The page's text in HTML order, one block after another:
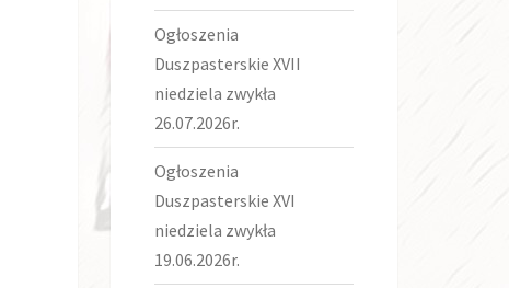
Ogłoszenia
Duszpasterskie XVII
niedziela zwykła
26.07.2026r.
Ogłoszenia
Duszpasterskie XVI
niedziela zwykła
19.06.2026r.